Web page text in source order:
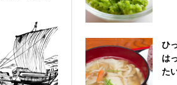
ひ
は
た